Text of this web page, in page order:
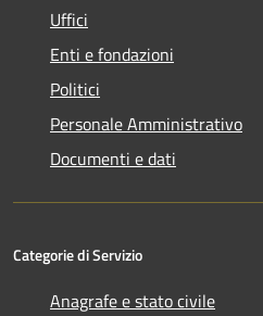
Uffici
Enti e fondazioni
Politici
Personale Amministrativo
Documenti e dati
Categorie di Servizio
Anagrafe e stato civile